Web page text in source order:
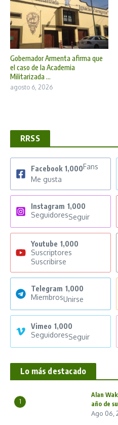
Gobernador Armenta afirma que
el caso de la Academia
Militarizada ...
agosto 6, 2026
RRSS
Facebook 1,000Fans
Me gusta
Instagram 1,000
SeguidoresSeguir
Youtube 1,000
Suscriptores
Suscribirse
Telegram 1,000
MiembrosUnirse
Vimeo 1,000
SeguidoresSeguir
Lo más destacado
1
Alan
año de
Ago 06,